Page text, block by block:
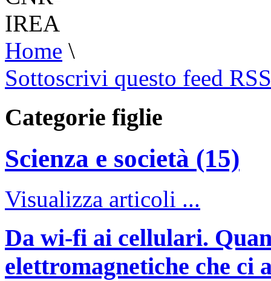
Home \
Sottoscrivi questo feed RSS
Categorie figlie
Scienza e società (15)
Visualizza articoli ...
Da wi-fi ai cellulari.
elettromagnetiche che ci